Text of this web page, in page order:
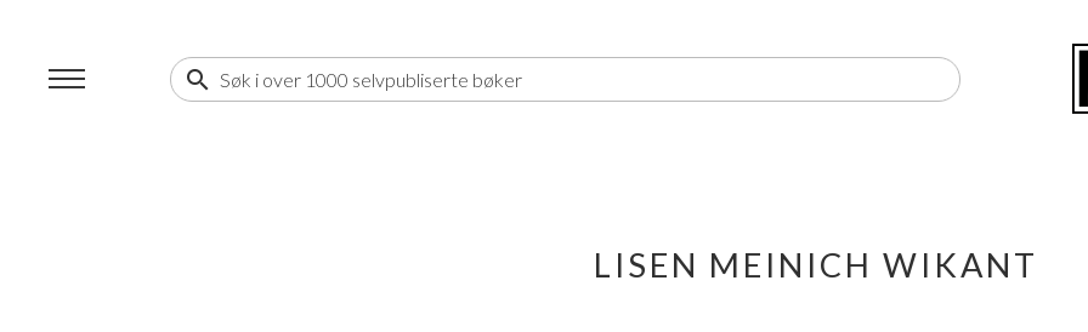
search
LISEN MEINICH WIKANT